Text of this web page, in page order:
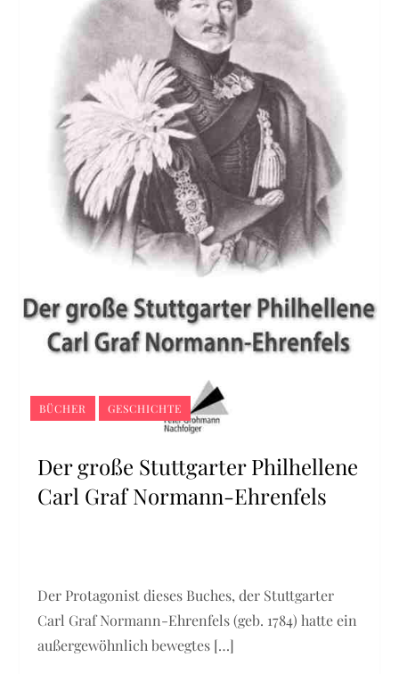
BÜCHER GESCHICHTE
Der große Stuttgarter Philhellene
Carl Graf Normann-Ehrenfels
Der Protagonist dieses Buches, der Stuttgarter
Carl Graf Normann-Ehrenfels (geb. 1784) hatte ein
außergewöhnlich bewegtes […]